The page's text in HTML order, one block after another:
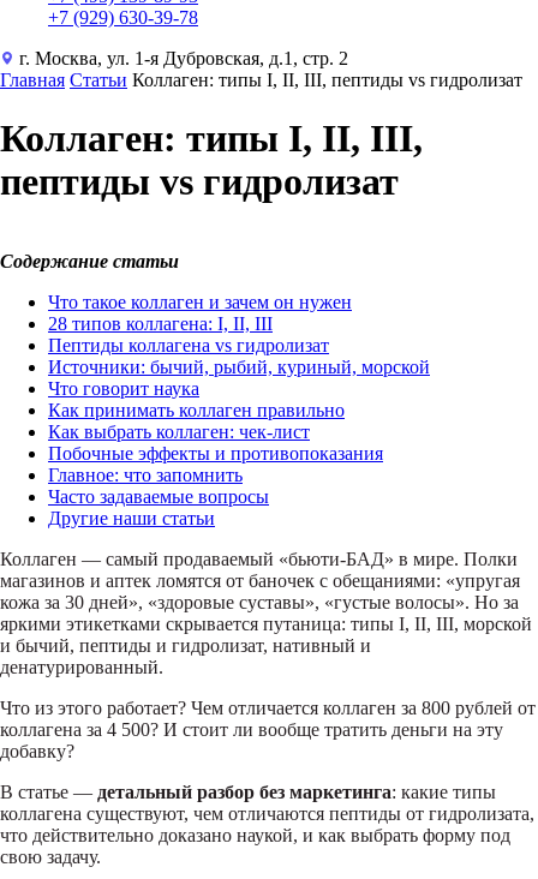
+7 (929) 630-39-78
г. Москва, ул. 1-я Дубровская, д.1, стр. 2
Главная Статьи Коллаген: типы I, II, III, пептиды vs гидролизат
Коллаген: типы I, II, III,
пептиды vs гидролизат
Содержание статьи
Что такое коллаген и зачем он нужен
28 типов коллагена: I, II, III
Пептиды коллагена vs гидролизат
Источники: бычий, рыбий, куриный, морской
Что говорит наука
Как принимать коллаген правильно
Как выбрать коллаген: чек-лист
Побочные эффекты и противопоказания
Главное: что запомнить
Часто задаваемые вопросы
Другие наши статьи
Коллаген — самый продаваемый «бьюти-БАД» в мире. Полки
магазинов и аптек ломятся от баночек с обещаниями: «упругая
кожа за 30 дней», «здоровые суставы», «густые волосы». Но за
яркими этикетками скрывается путаница: типы I, II, III, морской
и бычий, пептиды и гидролизат, нативный и
денатурированный.
Что из этого работает? Чем отличается коллаген за 800 рублей от
коллагена за 4 500? И стоит ли вообще тратить деньги на эту
добавку?
В статье — детальный разбор без маркетинга: какие типы
коллагена существуют, чем отличаются пептиды от гидролизата,
что действительно доказано наукой, и как выбрать форму под
свою задачу.